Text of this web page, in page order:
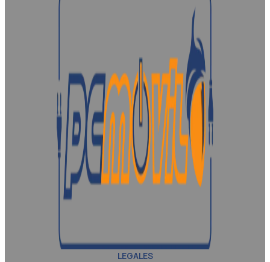
LEGALES